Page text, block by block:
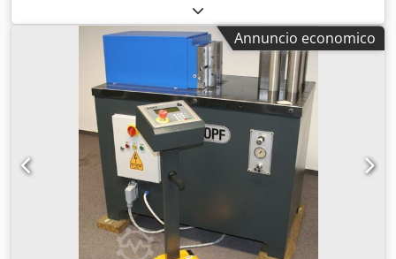
, forza di piegatura (max):
120 CNC Pressa piegatrice orizzontale, controllo Siemens
Molto versatile, per acciaio piatto, lamiera, tondi, profilati,
tubi quadrati o rotondi, attrezzature di formatura e
semplice fissaggio di utensili propri o speciali. Forza di
piegatura: 12 tonnellate Altezza utensile: 130 mm Capacità
di piegatura: 130x12 mm S235 Capacità di raddrizzatura:
operazioni di raddrizzatura leggera Piegatura tubi:
3/8"-11/2" Lunghezza di misurazione del riferimento:
1000/2000 mm Chodpeflc R Ujfx Abpoa Memoria
programma: 200 programmi Sequenze di piegatura: 20
piegature Macchina dimostrativa, anno di costruzione
2024, completa di pedale manuale e a piede Macchina in
condizioni pari al nuovo
Annuncio economico